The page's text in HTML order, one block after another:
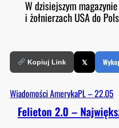
O
D
E
RSS FEED
LINK
W dzisiejszym
i żołnierzach USA do
Kopiuj Link 𝕏
Wiadomości AmerykaPL – 22.05
Felieton 2.0 –